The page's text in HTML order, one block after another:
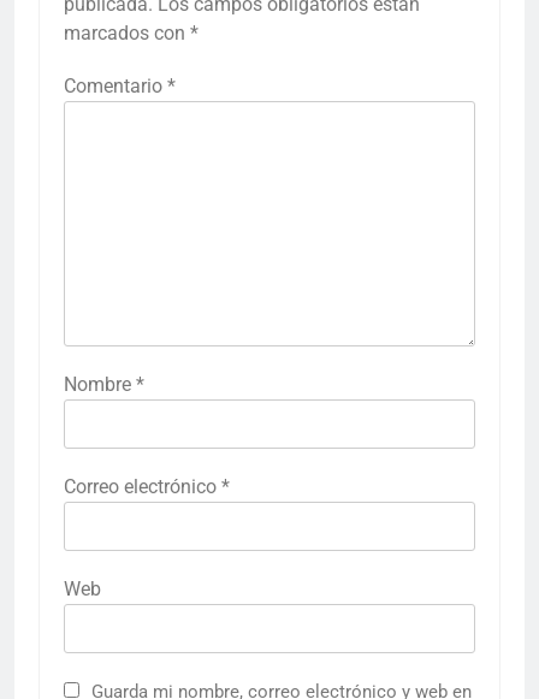
marcados con *
Comentario *
Nombre *
Correo electrónico *
Web
Guarda mi nombre, correo electrónico y web en